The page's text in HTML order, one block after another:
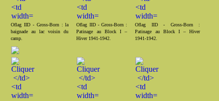
Oflag IID - Gross-Born : la
baignade au lac voisin du
camp.
Oflag IID - Gross-Born :
Patinage au Block I –
Hiver 1941-1942.
Oflag IID - Gross-Born :
Patinage au Block I – Hiver
1941-1942.